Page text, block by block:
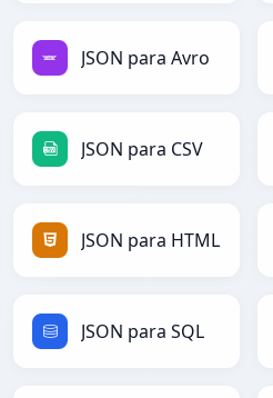
JSON para Avro
JSON para CSV
JSON para HTML
JSON para SQL